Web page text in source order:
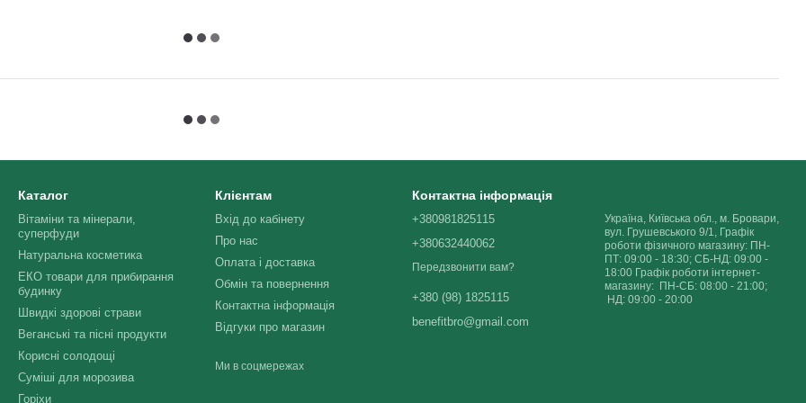
Каталог
Вітаміни та мінерали,
суперфуди
Натуральна косметика
ЕКО товари для прибирання
будинку
Швидкі здорові страви
Веганські та пісні продукти
Корисні солодощі
Суміші для морозива
Горіхи
Клієнтам
Вхід до кабінету
Про нас
Оплата і доставка
Обмін та повернення
Контактна інформація
Відгуки про магазин
Ми в соцмережах
Контактна інформація
+380981825115
+380632440062
Передзвонити вам?
+380 (98) 1825115
benefitbro@gmail.com
Україна, Київська обл., м. Бровари,
вул. Грушевського 9/1, Графік
роботи фізичного магазину: ПН-
ПТ: 09:00 - 18:30; СБ-НД: 09:00 -
18:00 Графік роботи інтернет-
магазину: ПН-СБ: 08:00 - 21:00;
НД: 09:00 - 20:00